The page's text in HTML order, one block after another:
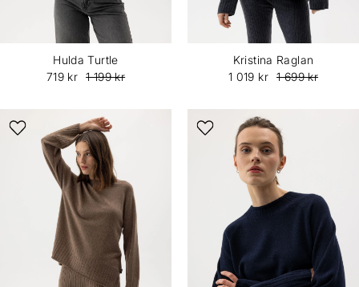
Hulda Turtle
719 kr 1 199 kr
Kristina Raglan
1 019 kr 1 699 kr